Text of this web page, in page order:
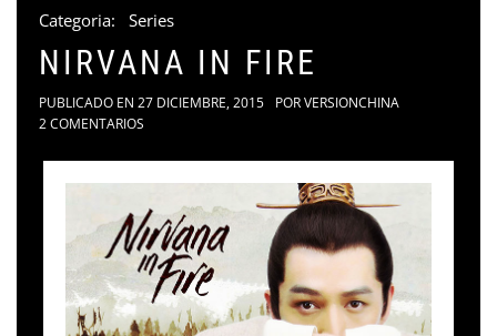
Categoria: Series
NIRVANA IN FIRE
PUBLICADO EN 27 DICIEMBRE, 2015 PORVERSIONCHINA
2 COMENTARIOS